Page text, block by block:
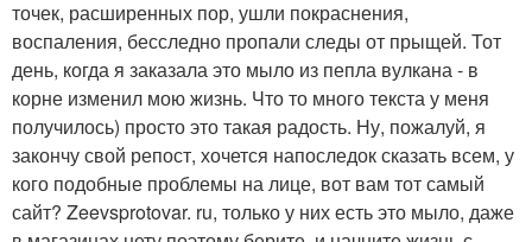
точек, расширенных пор, ушли покраснения,
воспаления, бесследно пропали следы от прыщей. Тот
день, когда я заказала это мыло из пепла вулкана - в
корне изменил мою жизнь. Что то много текста у меня
получилось) просто это такая радость. Ну, пожалуй, я
закончу свой репост, хочется напоследок сказать всем, у
кого подобные проблемы на лице, вот вам тот самый
сайт? Zeevsprotovar. ru, только у них есть это мыло, даже